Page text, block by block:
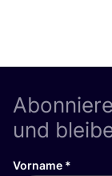
und
Vorname *